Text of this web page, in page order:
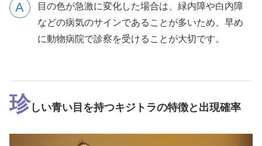
目の色が急激に変化した場合は、緑内障や白内障
などの病気のサインであることが多いため、早め
に動物病院で診察を受けることが大切です。
珍 しい青い目を持つキジトラの特徴と出現確率